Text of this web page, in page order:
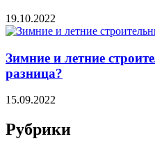
19.10.2022
Зимние и летние
разница?
15.09.2022
Рубрики